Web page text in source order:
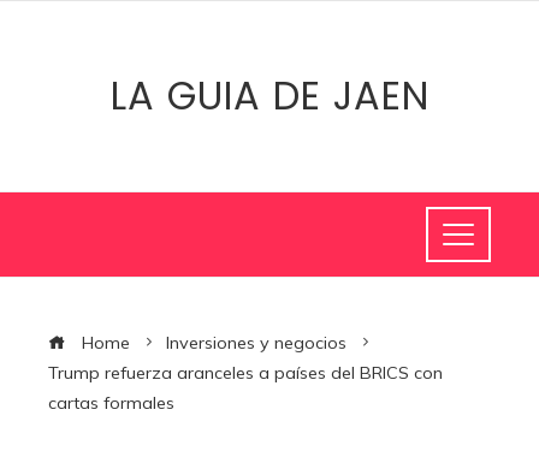
LA GUIA DE JAEN
Home
Inversiones y negocios
Trump refuerza aranceles a países del BRICS con
cartas formales